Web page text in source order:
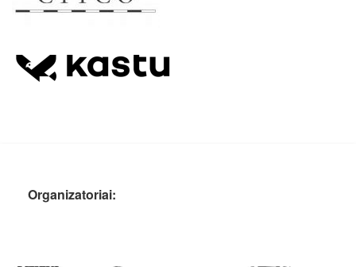
Organizatoriai: